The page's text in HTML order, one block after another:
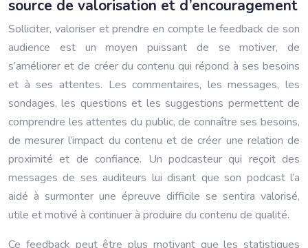
source de valorisation et d’encouragement
Solliciter, valoriser et prendre en compte le feedback de son
audience est un moyen puissant de se motiver, de
s’améliorer et de créer du contenu qui répond à ses besoins
et à ses attentes. Les commentaires, les messages, les
sondages, les questions et les suggestions permettent de
comprendre les attentes du public, de connaître ses besoins,
de mesurer l’impact du contenu et de créer une relation de
proximité et de confiance. Un podcasteur qui reçoit des
messages de ses auditeurs lui disant que son podcast l’a
aidé à surmonter une épreuve difficile se sentira valorisé,
utile et motivé à continuer à produire du contenu de qualité.
Ce feedback peut être plus motivant que les statistiques